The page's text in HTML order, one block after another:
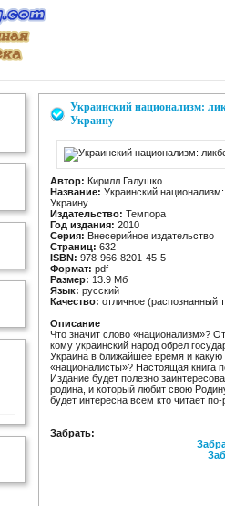
Украинский национализм:
Украину
Автор: Кирилл Галушко
Название: Украинский
Украину
Издательство: Темпора
Год издания: 2010
Серия: Внесерийное издательство
Страниц: 632
ISBN: 978-966-8201-45-5
Формат: pdf
Размер: 13.9 Мб
Язык: русский
Качество: отличное (распознанный
Описание
Что значит слово «национализм»?
кому украинский народ обрел
Украина в ближайшее время и
«националисты»? Настоящая книга
Издание будет полезно
родина, и который любит свою
будет интересна всем кто читает
Забрать: